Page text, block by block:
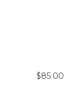
$85.00